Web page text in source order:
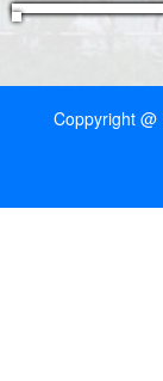
Coppyright